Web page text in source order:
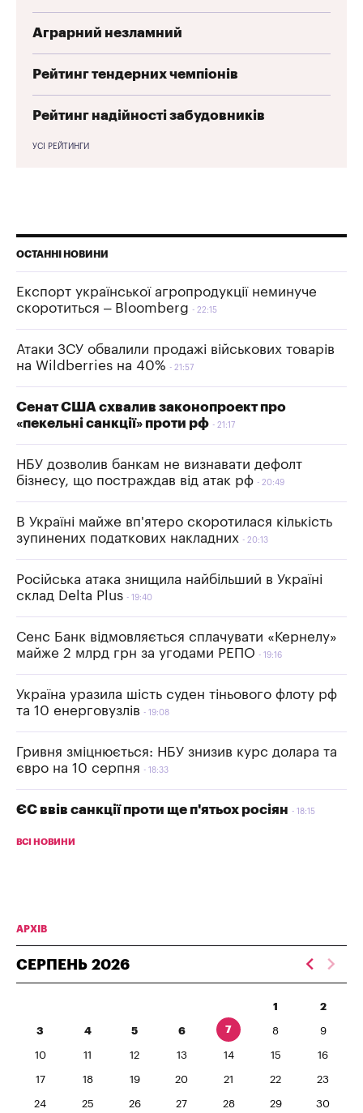
Аграрний незламний
Рейтинг тендерних чемпіонів
Рейтинг надійності забудовників
УСІ РЕЙТИНГИ
ОСТАННІ НОВИНИ
Експорт української агропродукції неминуче
скоротиться – Bloomberg
22:15
Атаки ЗСУ обвалили продажі військових товарів
на Wildberries на 40%
21:57
Сенат США схвалив законопроект про
«пекельні санкції» проти рф
21:17
НБУ дозволив банкам не визнавати дефолт
бізнесу, що постраждав від атак рф
20:49
В Україні майже вп'ятеро скоротилася кількість
зупинених податкових накладних
20:13
Російська атака знищила найбільший в Україні
склад Delta Plus
19:40
Сенс Банк відмовляється сплачувати «Кернелу»
майже 2 млрд грн за угодами РЕПО
19:16
Україна уразила шість суден тіньового флоту рф
та 10 енерговузлів
19:08
Гривня зміцнюється: НБУ знизив курс долара та
євро на 10 серпня
18:33
ЄС ввів санкції проти ще п'ятьох росіян 18:15
ВСІ НОВИНИ
АРХІВ
СЕРПЕНЬ 2026
1 2
3 4 5 6 7 8 9
10 11 12 13 14 15 16
17 18 19 20 21 22 23
24 25 26 27 28 29 30